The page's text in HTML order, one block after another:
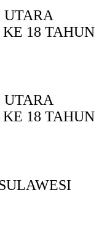
UTARA
18 TAHUN
UTARA
18 TAHUN